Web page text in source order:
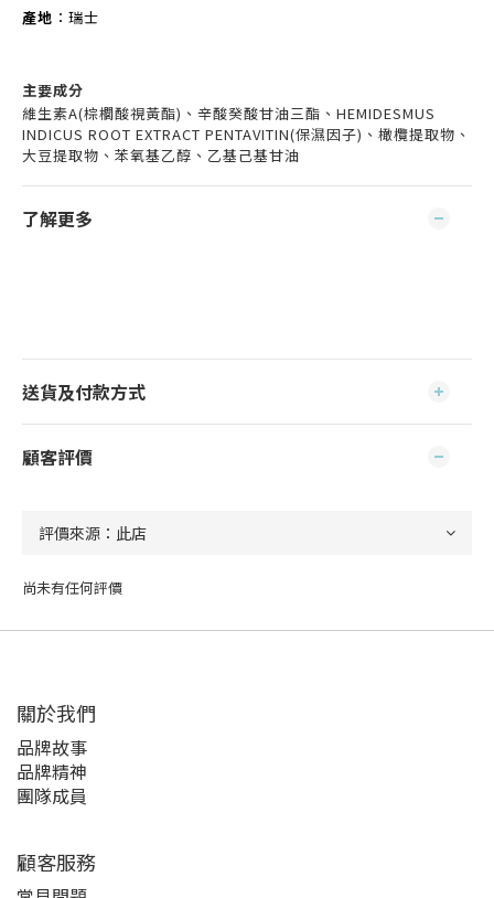
產地 ：瑞士
主要成分
維生素A(棕櫚酸視黃酯)、辛酸癸酸甘油三酯、HEMIDESMUS
INDICUS ROOT EXTRACT PENTAVITIN(保濕因子)、橄欖提取物、
大豆提取物、苯氧基乙醇、乙基己基甘油
了解更多
送貨及付款方式
顧客評價
尚未有任何評價
關於我們
品牌故事
品牌精神
團隊成員
顧客服務